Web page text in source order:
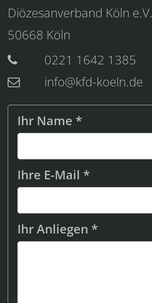
Ihr Name *
Ihre E-Mail *
Ihr Anliegen *
Diözesanverband Köln e.V.
50668 Köln
0221 1642 1385
info@kfd-koeln.de